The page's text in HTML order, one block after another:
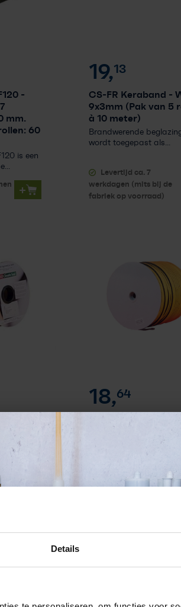
Details
-
mm.
60
is een
+
19,13
CS-FR Keraband -
9x3mm (Pak van 5
à 10 meter)
Brandwerende
wordt toegepast als...
Levertijd ca. 7
werkdagen (mits bij de
fabriek op voorraad)
18,64
schuimband
Fijncellig voegdichtband
NIEUW